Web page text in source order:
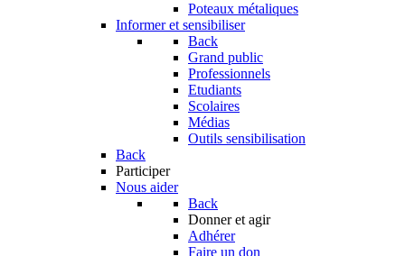
Poteaux métaliques
Informer et sensibiliser
Back
Grand public
Professionnels
Etudiants
Scolaires
Médias
Outils sensibilisation
Back
Participer
Nous aider
Back
Donner et agir
Adhérer
Faire un don